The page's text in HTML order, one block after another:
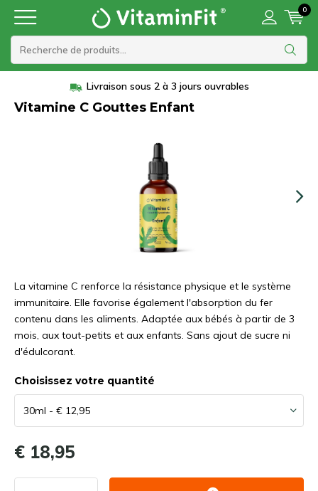
0
Livraison sous 2 à 3 jours ouvrables
Vitamine C Gouttes Enfant
La vitamine C renforce la résistance physique et le système
immunitaire. Elle favorise également l'absorption du fer
contenu dans les aliments. Adaptée aux bébés à partir de 3
mois, aux tout-petits et aux enfants. Sans ajout de sucre ni
d'édulcorant.
Choisissez votre quantité
€ 18,95